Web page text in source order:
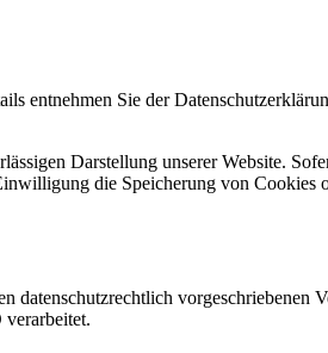
entnehmen Sie der
Darstellung unserer Website.
die Speicherung von Cookies
datenschutzrechtlich vorgeschriebenen
verarbeitet.